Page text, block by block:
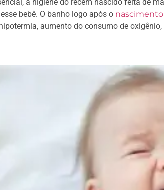
a higiene do recém nascido feita de
bebê. O banho logo após o nascimento
aumento do consumo de